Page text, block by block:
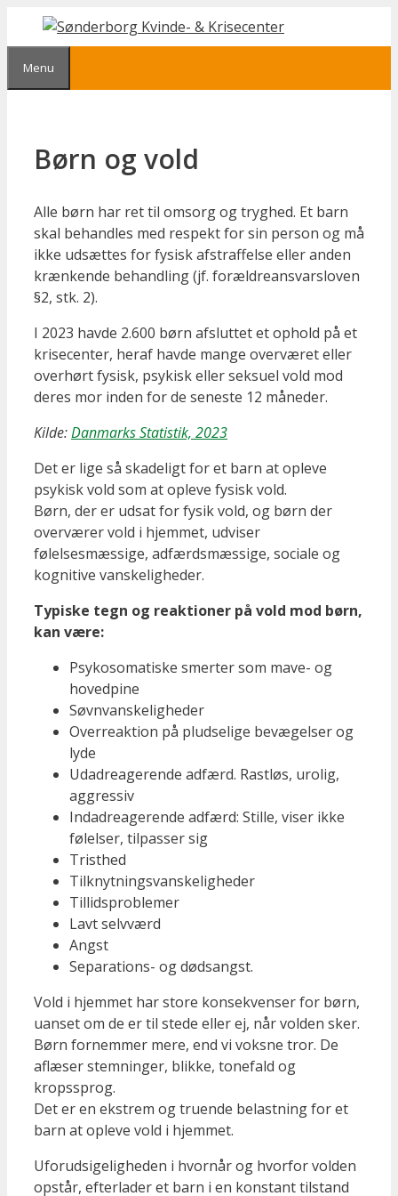
indhold
Menu
Børn og vold
Alle børn har ret til omsorg og tryghed. Et barn
skal behandles med respekt for sin person og må
ikke udsættes for fysisk afstraffelse eller anden
krænkende behandling (jf. forældreansvarsloven
§2, stk. 2).
I 2023 havde 2.600 børn afsluttet et ophold på et
krisecenter, heraf havde mange overværet eller
overhørt fysisk, psykisk eller seksuel vold mod
deres mor inden for de seneste 12 måneder.
Kilde:Danmarks Statistik, 2023
Det er lige så skadeligt for et barn at opleve
psykisk vold som at opleve fysisk vold.
Børn, der er udsat for fysik vold, og børn der
overværer vold i hjemmet, udviser
følelsesmæssige, adfærdsmæssige, sociale og
kognitive vanskeligheder.
Typiske tegn og reaktioner på vold mod børn,
kan være:
Psykosomatiske smerter som mave- og
hovedpine
Søvnvanskeligheder
Overreaktion på pludselige bevægelser og
lyde
Udadreagerende adfærd. Rastløs, urolig,
aggressiv
Indadreagerende adfærd: Stille, viser ikke
følelser, tilpasser sig
Tristhed
Tilknytningsvanskeligheder
Tillidsproblemer
Lavt selvværd
Angst
Separations- og dødsangst.
Vold i hjemmet har store konsekvenser for børn,
uanset om de er til stede eller ej, når volden sker.
Børn fornemmer mere, end vi voksne tror. De
aflæser stemninger, blikke, tonefald og
kropssprog.
Det er en ekstrem og truende belastning for et
barn at opleve vold i hjemmet.
Uforudsigeligheden i hvornår og hvorfor volden
opstår, efterlader et barn i en konstant tilstand